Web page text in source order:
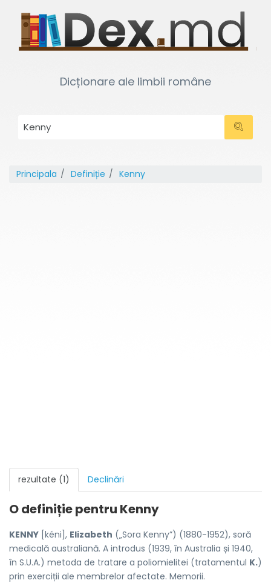
Dicționare ale limbii române
Principala Definiție Kenny
rezultate (1) Declinări
O definiție pentru Kenny
KENNY [kéni], Elizabeth („Sora Kenny”) (1880-1952), soră
medicală australiană. A introdus (1939, în Australia și 1940,
în S.U.A.) metoda de tratare a poliomielitei (tratamentul K.)
prin exerciții ale membrelor afectate. Memorii.